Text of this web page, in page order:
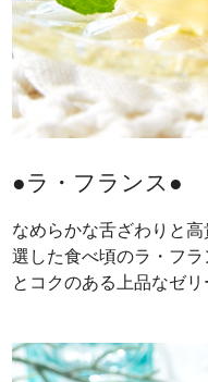
●ラ・フランス●
なめらかな舌ざわりと
選した食べ頃のラ・フ
とコクのある上品なゼリ